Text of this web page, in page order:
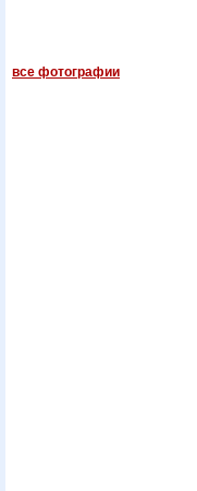
все фотографии